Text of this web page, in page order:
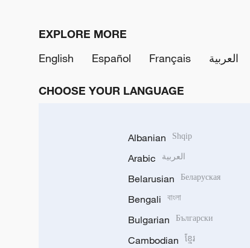
EXPLORE MORE
English
Español Français العربية
CHOOSE YOUR LANGUAGE
Albanian Shqip
Arabic العربية
Belarusian Беларуская
Bengali বাংলা
Bulgarian Български
Cambodian ខ្មែរ